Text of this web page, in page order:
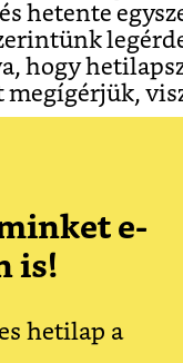
hetente
hogy
megígérjük,
e-
is!
hetilap a